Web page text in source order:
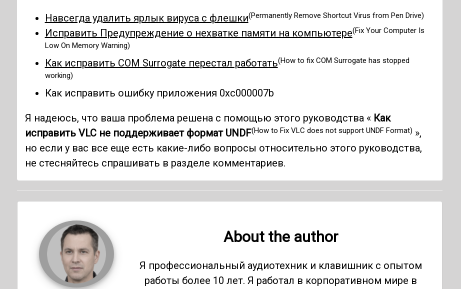
Навсегда удалить ярлык вируса с флешки(Permanently Remove Shortcut Virus from Pen Drive)
Исправить Предупреждение о нехватке памяти на компьютере(Fix Your Computer Is
Low On Memory Warning)
Как исправить COM Surrogate перестал работать(How to fix COM Surrogate has stopped
working)
Как исправить ошибку приложения 0xc000007b
Я надеюсь, что ваша проблема решена с помощью этого руководства « Как
исправить VLC не поддерживает формат UNDF(How to Fix VLC does not support UNDF Format) »,
но если у вас все еще есть какие-либо вопросы относительно этого руководства,
не стесняйтесь спрашивать в разделе комментариев.
About the author
Я профессиональный аудиотехник и клавишник с опытом
работы более 10 лет. Я работал в корпоративном мире в